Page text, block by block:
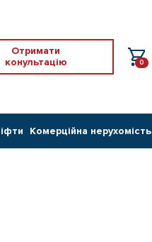
Отримати
конультацію
0
Комерційна нерухомість